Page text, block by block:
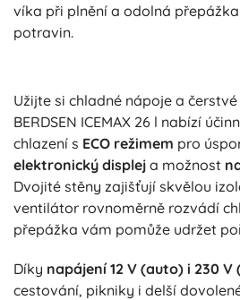
víka při plnění a odolná
potravin.
Užijte si chladné nápoje a
BERDSEN ICEMAX 26 l nabízí
chlazení s ECO režimem pro
elektronický displej a možnost
Dvojité stěny zajišťují skvělou
ventilátor rovnoměrně rozvádí
přepážka vám pomůže udržet
Díky napájení 12 V (auto) i 230 V
cestování, pikniky i delší